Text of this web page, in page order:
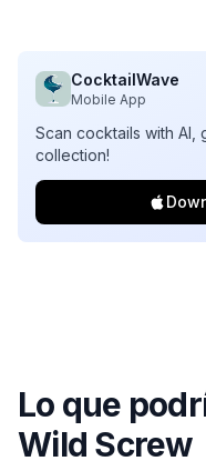
CocktailWave
Mobile App
Scan cocktails with AI,
collection!
Lo que
Wild Screw